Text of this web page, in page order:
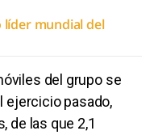
líder mundial del
del grupo se
ejercicio pasado,
de las que 2,1